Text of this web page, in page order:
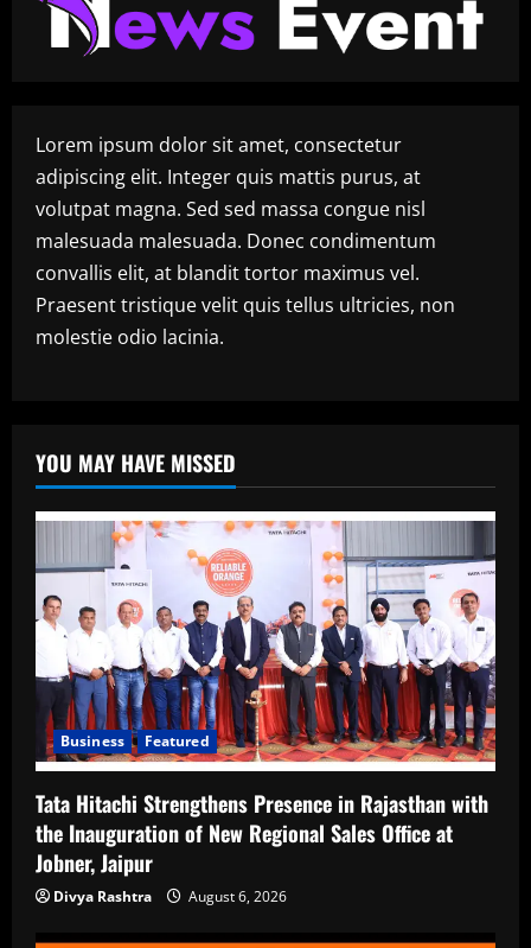
Lorem ipsum dolor sit amet, consectetur
adipiscing elit. Integer quis mattis purus, at
volutpat magna. Sed sed massa congue nisl
malesuada malesuada. Donec condimentum
convallis elit, at blandit tortor maximus vel.
Praesent tristique velit quis tellus ultricies, non
molestie odio lacinia.
YOU MAY HAVE MISSED
Business Featured
Tata Hitachi Strengthens Presence in Rajasthan with
the Inauguration of New Regional Sales Office at
Jobner, Jaipur
Divya Rashtra August 6, 2026